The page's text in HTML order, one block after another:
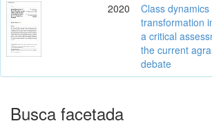
2020
Class
transformation
a critical
the current
debate
Busca facetada